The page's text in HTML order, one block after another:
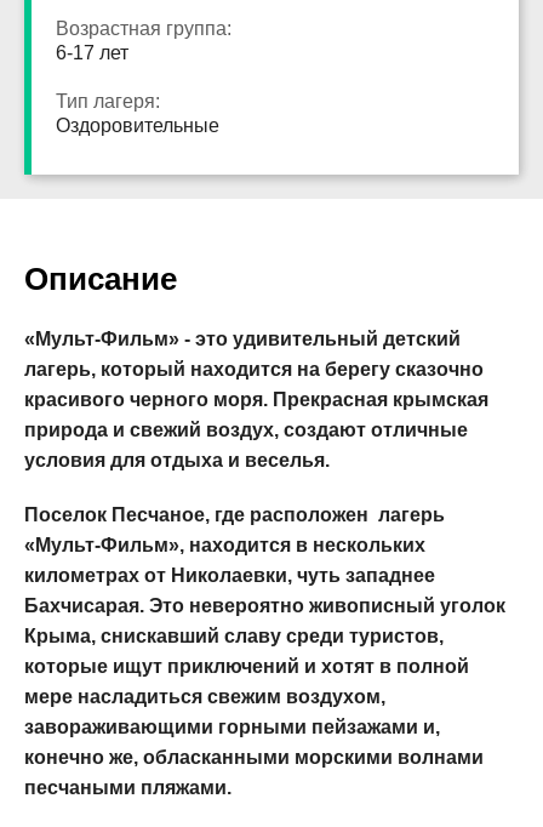
Возрастная группа:
6-17 лет
Тип лагеря:
Оздоровительные
Описание
«Мульт-Фильм» - это удивительный детский
лагерь, который находится на берегу сказочно
красивого черного моря. Прекрасная крымская
природа и свежий воздух, создают отличные
условия для отдыха и веселья.
Поселок Песчаное, где расположен лагерь
« Мульт-Фильм», находится в нескольких
километрах от Николаевки, чуть западнее
Бахчисарая. Это невероятно живописный уголок
Крыма, снискавший славу среди туристов,
которые ищут приключений и хотят в полной
мере насладиться свежим воздухом,
завораживающими горными пейзажами и,
конечно же, обласканными морскими волнами
песчаными пляжами.